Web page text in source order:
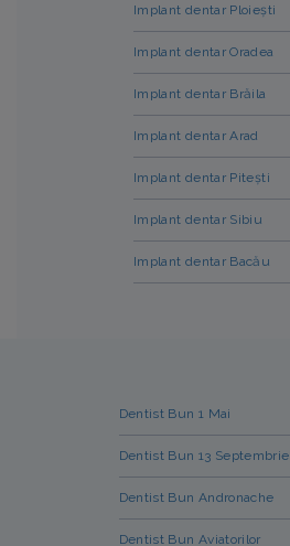
Implant dentar Ploiești
Implant dentar Oradea
Implant dentar Brăila
Implant dentar Arad
Implant dentar Pitești
Implant dentar Sibiu
Implant dentar Bacău
Dentist Bun 1 Mai
Dentist Bun 13 Septembrie
Dentist Bun Andronache
Dentist Bun Aviatorilor